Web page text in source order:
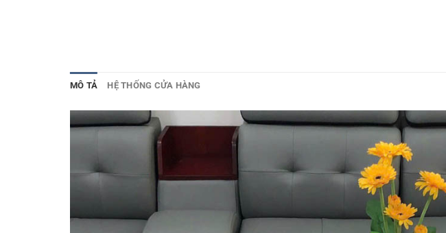
MÔ TẢ HỆ THỐNG CỬA HÀNG